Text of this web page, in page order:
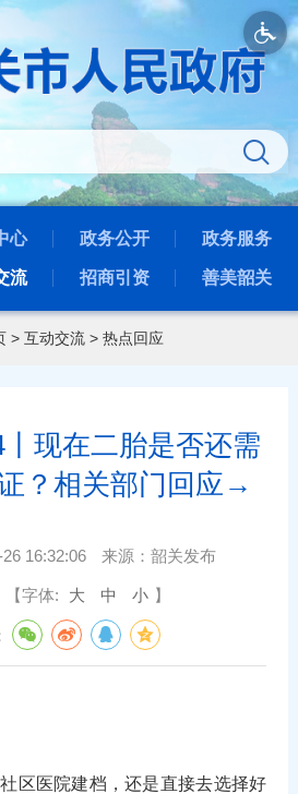
心 政务公开 政务服务
流 招商引资 善美韶关
> 互动交流> 热点回应
现在二胎是否还需
？相关部门回应→
16:32:06 来源： 韶关发布
【字体: 大 中 小 】
医院建档，还是直接去选择好